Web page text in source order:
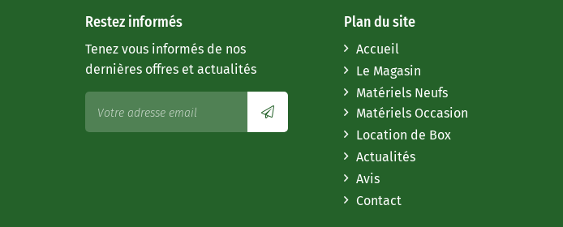
Restez informés
Tenez vous informés de nos
dernières offres et actualités
Plan du site
Accueil
Le Magasin
Matériels Neufs
Matériels Occasion
Location de Box
Actualités
Avis
Contact